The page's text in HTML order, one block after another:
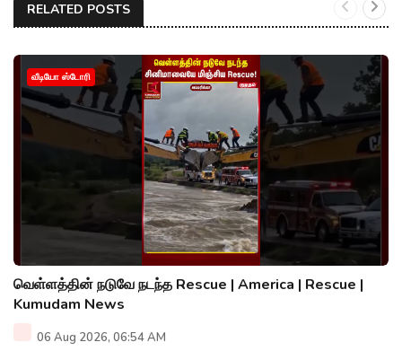
RELATED POSTS
வீடியோ ஸ்டோரி
வெள்ளத்தின் நடுவே நடந்த Rescue | America | Rescue |
Kumudam News
06 Aug 2026, 06:54 AM